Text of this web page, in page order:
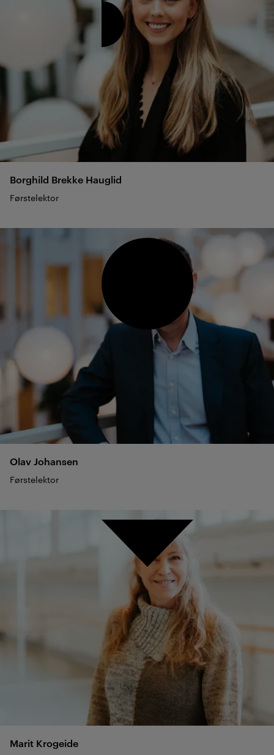
Borghild Brekke Hauglid
Førstelektor
OlavJohansen
Førstelektor
Marit Krogeide